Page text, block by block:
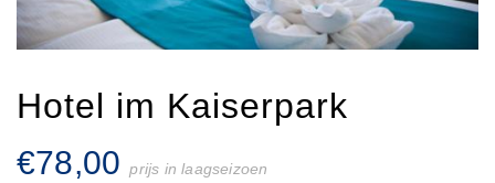
Hotel im Kaiserpark
€78,00 prijs in laagseizoen